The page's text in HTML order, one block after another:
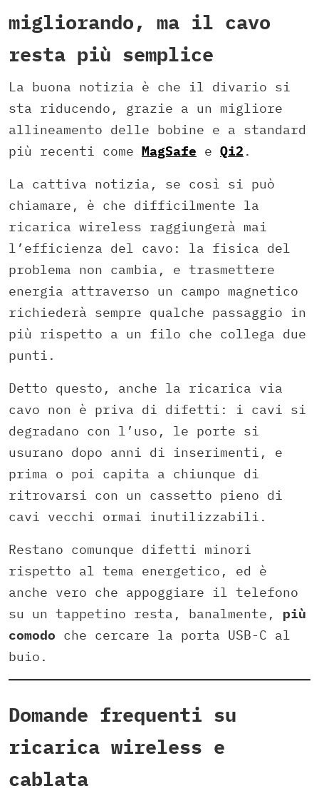
migliorando, ma il cavo
resta più semplice
La buona notizia è che il divario si
sta riducendo, grazie a un migliore
allineamento delle bobine e a standard
più recenti come MagSafe e Qi2 .
La cattiva notizia, se così si può
chiamare, è che difficilmente la
ricarica wireless raggiungerà mai
l’efficienza del cavo: la fisica del
problema non cambia, e trasmettere
energia attraverso un campo magnetico
richiederà sempre qualche passaggio in
più rispetto a un filo che collega due
punti.
Detto questo, anche la ricarica via
cavo non è priva di difetti: i cavi si
degradano con l’uso, le porte si
usurano dopo anni di inserimenti, e
prima o poi capita a chiunque di
ritrovarsi con un cassetto pieno di
cavi vecchi ormai inutilizzabili.
Restano comunque difetti minori
rispetto al tema energetico, ed è
anche vero che appoggiare il telefono
su un tappetino resta, banalmente, più
comodo che cercare la porta USB-C al
buio.
Domande frequenti su
ricarica wireless e
cablata